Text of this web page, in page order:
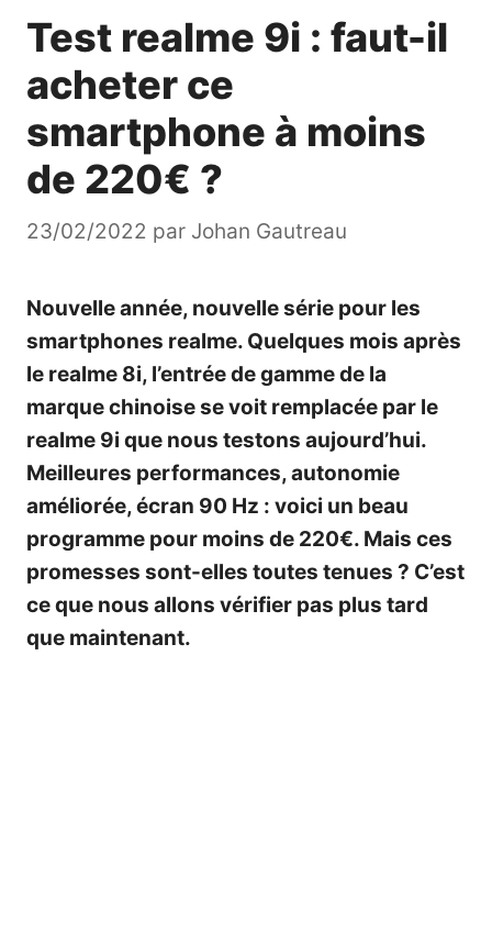
Test realme 9i : faut-il
acheter ce
smartphone à moins
de 220€ ?
23/02/2022 par Johan Gautreau
Nouvelle année, nouvelle série pour les
smartphones realme. Quelques mois après
le realme 8i, l’entrée de gamme de la
marque chinoise se voit remplacée par le
realme 9i que nous testons aujourd’hui.
Meilleures performances, autonomie
améliorée, écran 90 Hz : voici un beau
programme pour moins de 220€. Mais ces
promesses sont-elles toutes tenues ? C’est
ce que nous allons vérifier pas plus tard
que maintenant.